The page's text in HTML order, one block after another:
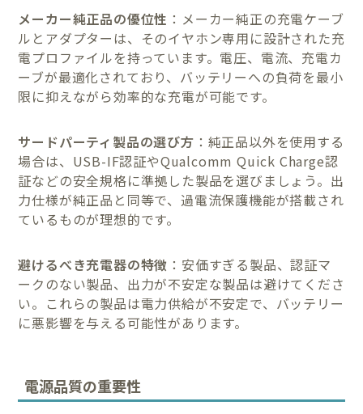
メーカー純正品の優位性 ：メーカー純正の充電ケーブ
ルとアダプターは、そのイヤホン専用に設計された充
電プロファイルを持っています。電圧、電流、充電カ
ーブが最適化されており、バッテリーへの負荷を最小
限に抑えながら効率的な充電が可能です。
サードパーティ製品の選び方 ：純正品以外を使用する
場合は、USB-IF認証やQualcomm Quick Charge認
証などの安全規格に準拠した製品を選びましょう。出
力仕様が純正品と同等で、過電流保護機能が搭載され
ているものが理想的です。
避けるべき充電器の特徴 ：安価すぎる製品、認証マ
ークのない製品、出力が不安定な製品は避けてくださ
い。これらの製品は電力供給が不安定で、バッテリー
に悪影響を与える可能性があります。
電源品質の重要性